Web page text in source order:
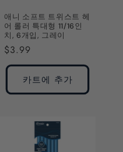
애니 소프트 트위스트 헤
어 롤러 특대형 11/16인
치, 6개입, 그레이
정
가
$3.99
카트에 추가